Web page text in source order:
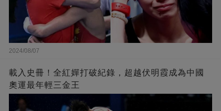
2024/08/07
載入史冊！全紅嬋打破紀錄，超越伏明霞成為中國
奧運最年輕三金王